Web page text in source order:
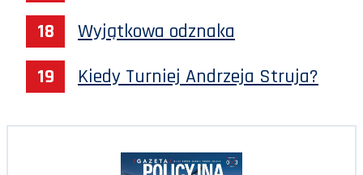
Wyjątkowa odznaka
Kiedy Turniej Andrzeja Struja?